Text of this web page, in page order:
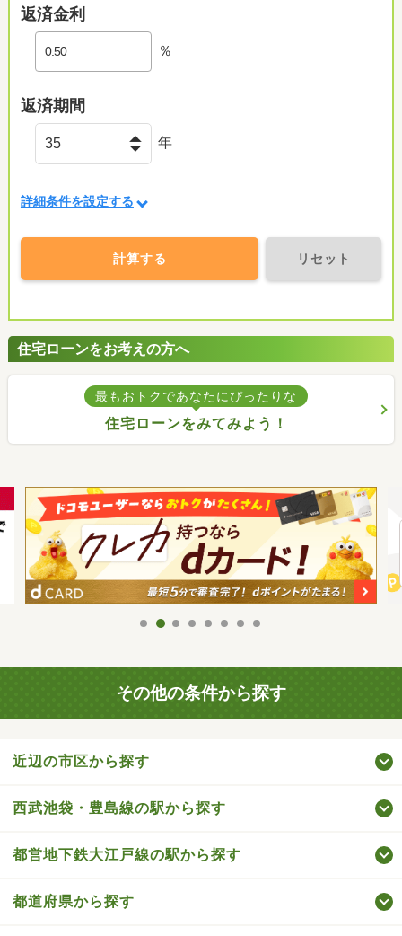
返済金利
％
返済期間
年
詳細条件を設定する
計算する リセット
住宅ローンをお考えの方へ
最もおトクであなたにぴったりな
住宅ローンをみてみよう！
その他の条件から探す
近辺の市区から探す
西武池袋・豊島線の駅から探す
都営地下鉄大江戸線の駅から探す
都道府県から探す